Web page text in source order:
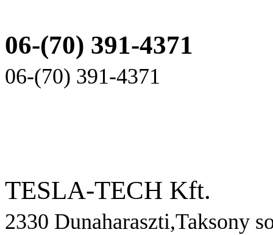
06-(70) 391-4371
06-(70) 391-4371
TESLA-TECH Kft.
2330 Dunaharaszti,Taksony